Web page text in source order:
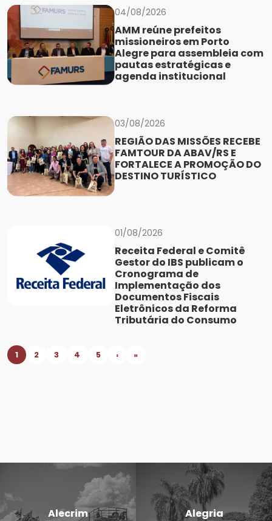
04/08/2026
AMM reúne prefeitos
missioneiros em Porto
Alegre para assembleia com
pautas estratégicas e
agenda institucional
03/08/2026
REGIÃO DAS MISSÕES RECEBE
FAMTOUR DA ABAV/RS E
FORTALECE A PROMOÇÃO DO
DESTINO TURÍSTICO
01/08/2026
Receita Federal e Comitê
Gestor do IBS publicam o
Cronograma de
Implementação dos
Documentos Fiscais
Eletrônicos da Reforma
Tributária do Consumo
1 2 3 4 5 › »
Alecrim Alegria